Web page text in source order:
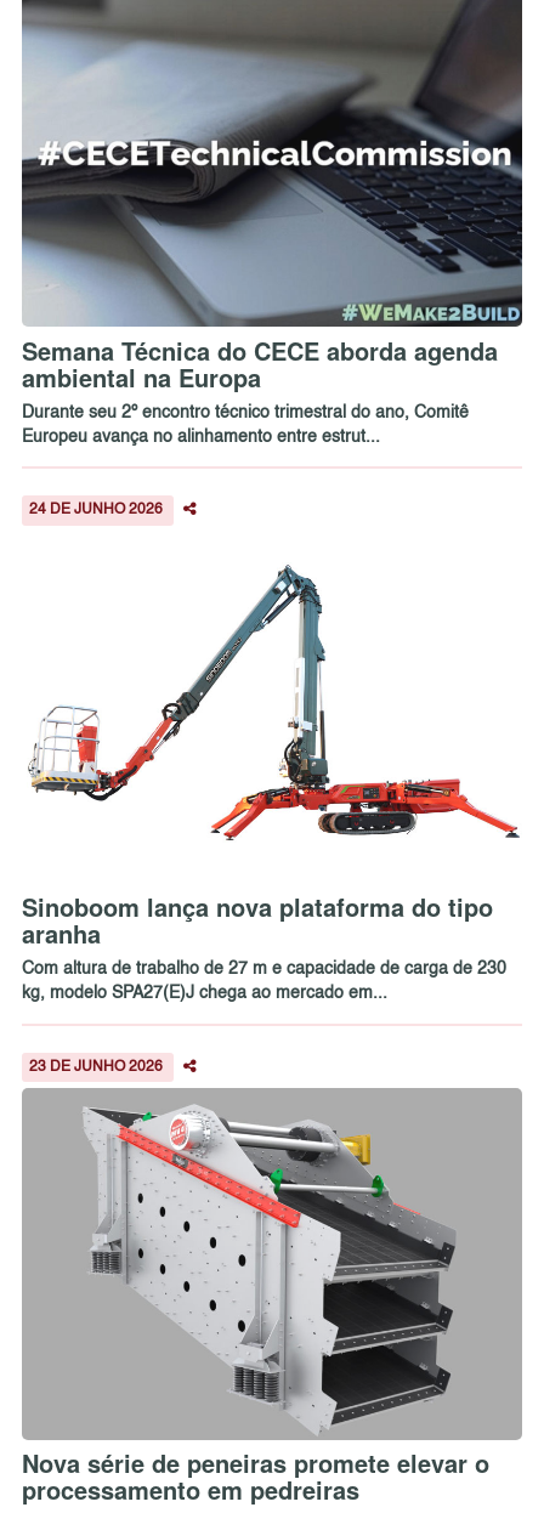
Semana Técnica do CECE aborda agenda
ambiental na Europa
Durante seu 2º encontro técnico trimestral do ano, Comitê
Europeu avança no alinhamento entre estrut...
24 DE JUNHO 2026
Sinoboom lança nova plataforma do tipo
aranha
Com altura de trabalho de 27 m e capacidade de carga de 230
kg, modelo SPA27(E)J chega ao mercado em...
23 DE JUNHO 2026
Nova série de peneiras promete elevar o
processamento em pedreiras